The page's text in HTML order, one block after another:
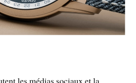
les médias sociaux et la